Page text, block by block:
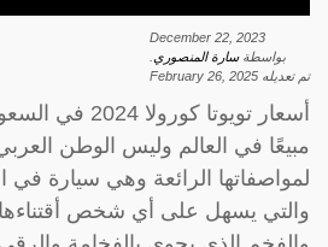
December 22, 2023
بواسطةسارة المنصوري
تم تعديله February 26, 2025
أسعار تويوتا
مبيعًا في العالم وليس الوطن
لمواصفاتها الرائعة وهي سيارة في
والتي يسهل على أي شخص